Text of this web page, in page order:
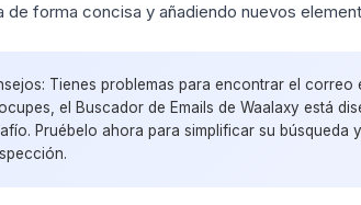
de forma concisa y añadiendo nuevos
Tienes problemas para encontrar el
el Buscador de Emails de Waalaxy está
Pruébelo ahora para simplificar su búsqueda